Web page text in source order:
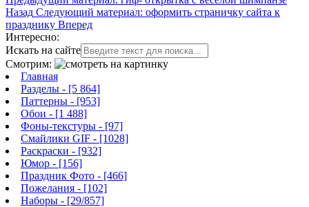
Назад Следующий материал: оформить страничку сайта к
празднику Вперед
Интересно:
Искать на сайте
Смотрим:
Главная
Разделы - [5 864]
Паттерны - [953]
Обои - [1 488]
Фоны-текстуры - [97]
Смайлики GIF - [1028]
Раскраски - [932]
Юмор - [156]
Праздник Фото - [466]
Пожелания - [102]
Наборы - [29/857]